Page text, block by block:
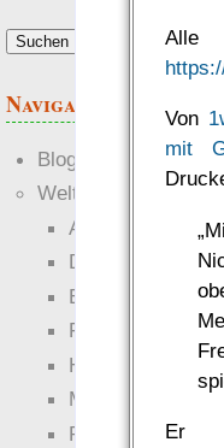
Von
mit
Er
Navigation
Blogs
Welten
Ante Portas
Die neuen Lande
EWS-X
Freihändler
Hinter der Welt
Magie
RaumZeit